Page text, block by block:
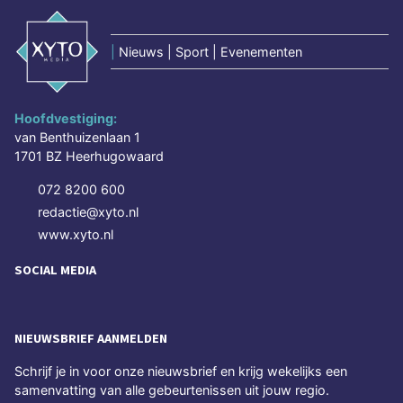
Nieuws | Sport | Evenementen
Hoofdvestiging:
van Benthuizenlaan 1
1701 BZ Heerhugowaard
072 8200 600
redactie@xyto.nl
www.xyto.nl
SOCIAL MEDIA
NIEUWSBRIEF AANMELDEN
Schrijf je in voor onze nieuwsbrief en krijg wekelijks een
samenvatting van alle gebeurtenissen uit jouw regio.